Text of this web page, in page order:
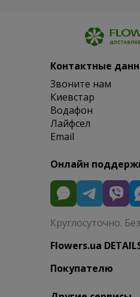
Контактные
Звоните нам
Киевстар
Водафон
Лайфсел
Email
Онлайн
Круглосуточно.
Flowers.ua
Покупателю